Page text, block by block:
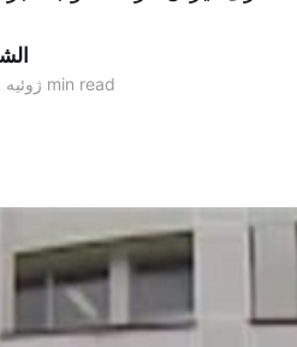
۳۰ ژوئیه ۲۰۱۴ 4 min read